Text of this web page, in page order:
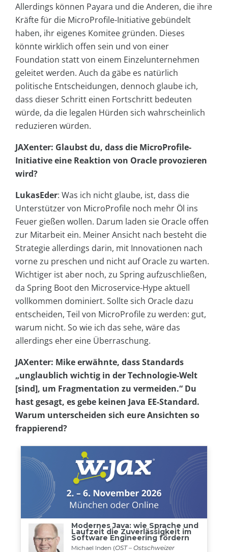
Allerdings können Payara und die Anderen, die ihre
Kräfte für die MicroProfile-Initiative gebündelt
haben, ihr eigenes Komitee gründen. Dieses
könnte wirklich offen sein und von einer
Foundation statt von einem Einzelunternehmen
geleitet werden. Auch da gäbe es natürlich
politische Entscheidungen, dennoch glaube ich,
dass dieser Schritt einen Fortschritt bedeuten
würde, da die legalen Hürden sich wahrscheinlich
reduzieren würden.
JAXenter: Glaubst du, dass die MicroProfile-
Initiative eine Reaktion von Oracle provozieren
wird?
LukasEder: Was ich nicht glaube, ist, dass die
Unterstützer von MicroProfile noch mehr Öl ins
Feuer gießen wollen. Darum laden sie Oracle offen
zur Mitarbeit ein. Meiner Ansicht nach besteht die
Strategie allerdings darin, mit Innovationen nach
vorne zu preschen und nicht auf Oracle zu warten.
Wichtiger ist aber noch, zu Spring aufzuschließen,
da Spring Boot den Microservice-Hype aktuell
vollkommen dominiert. Sollte sich Oracle dazu
entscheiden, Teil von MicroProfile zu werden: gut,
warum nicht. So wie ich das sehe, wäre das
allerdings eher eine Überraschung.
JAXenter: Mike erwähnte, dass Standards
„unglaublich wichtig in der Technologie-Welt
[sind], um Fragmentation zu vermeiden.“ Du
hast gesagt, es gebe keinen Java EE-Standard.
Warum unterscheiden sich eure Ansichten so
frappierend?